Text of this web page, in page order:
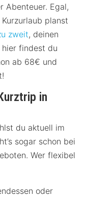
Abenteuer. Egal,
planst
zweit, deinen
hier findest du
ab 68€ und
in
du aktuell im
sogar schon bei
Wer flexibel
oder